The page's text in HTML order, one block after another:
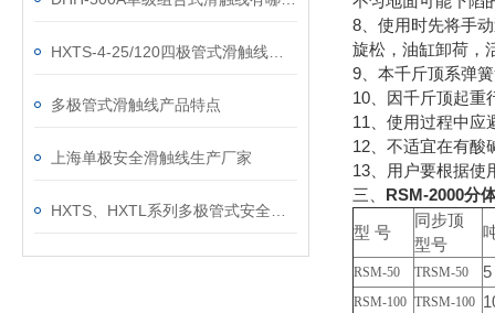
多极管式滑触线产品特点
上海单极安全滑触线生产厂家
8、使用时先将手
旋松，油缸卸荷，
9、本千斤顶系弹
10、因千斤顶起重
11、使用过程中
12、不适宜在有酸
13、用户要根据使
三、 RSM-2000分
型 号
同步顶
型号
RSM-50 TRSM-50 5
RSM-100 TRSM-100